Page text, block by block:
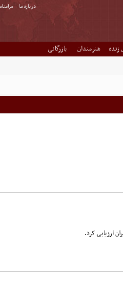
درباره ما
هنرمندان
بازرگانی
ارزیابی کرد.